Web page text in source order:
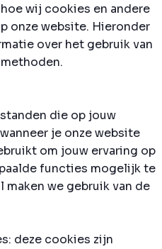
wij cookies en andere
onze website. Hieronder
over het gebruik van
die op jouw
je onze website
om jouw ervaring op
functies mogelijk te
maken we gebruik van de
deze cookies zijn